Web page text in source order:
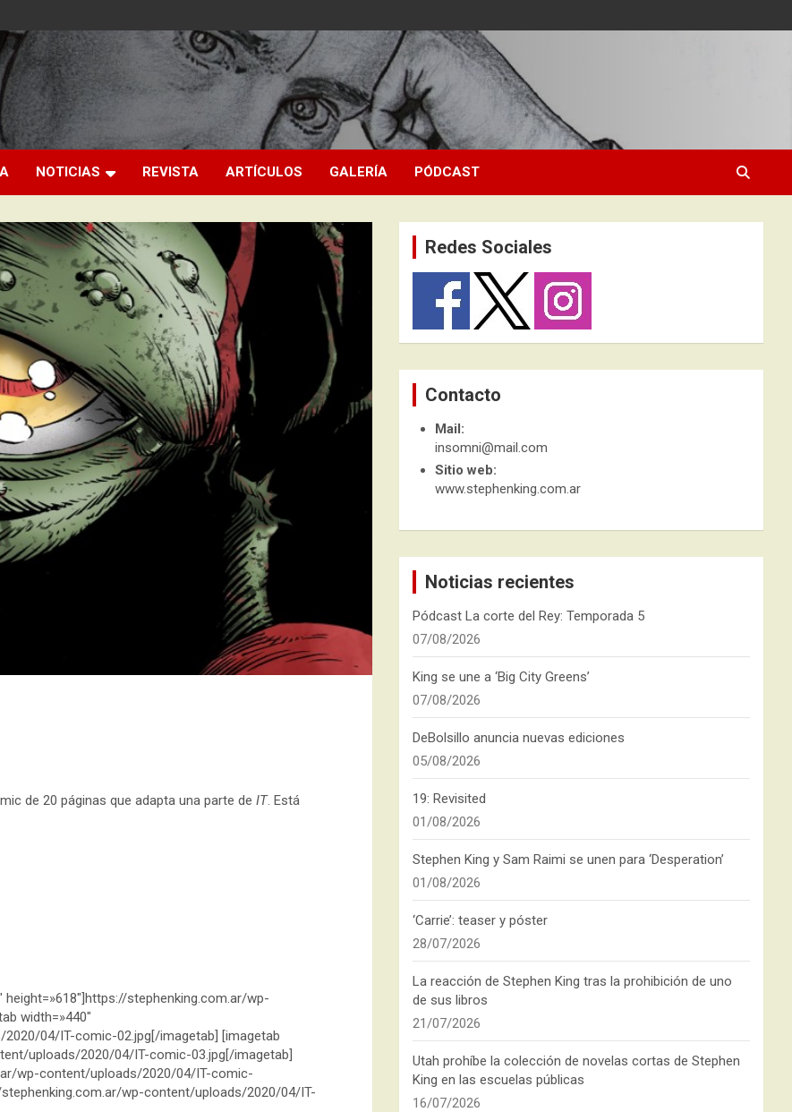
NOTICIAS REVISTA ARTÍCULOS GALERÍA PÓDCAST
de 20 páginas que adapta una parte de IT. Está
height=»618″]https://stephenking.com.ar/wp-
width=»440″
04/IT-comic-02.jpg[/imagetab] [imagetab
uploads/2020/04/IT-comic-03.jpg[/imagetab]
wp-content/uploads/2020/04/IT-comic-
stephenking.com.ar/wp-content/uploads/2020/04/IT-
Redes Sociales
Contacto
Mail:
insomni@mail.com
Sitio web:
www.stephenking.com.ar
Noticias recientes
Pódcast La corte del Rey: Temporada 5
07/08/2026
King se une a ‘Big City Greens’
07/08/2026
DeBolsillo anuncia nuevas ediciones
05/08/2026
19: Revisited
01/08/2026
Stephen King y Sam Raimi se unen para ‘Desperation’
01/08/2026
‘Carrie’: teaser y póster
28/07/2026
La reacción de Stephen King tras la prohibición de uno
de sus libros
21/07/2026
Utah prohíbe la colección de novelas cortas de Stephen
King en las escuelas públicas
16/07/2026